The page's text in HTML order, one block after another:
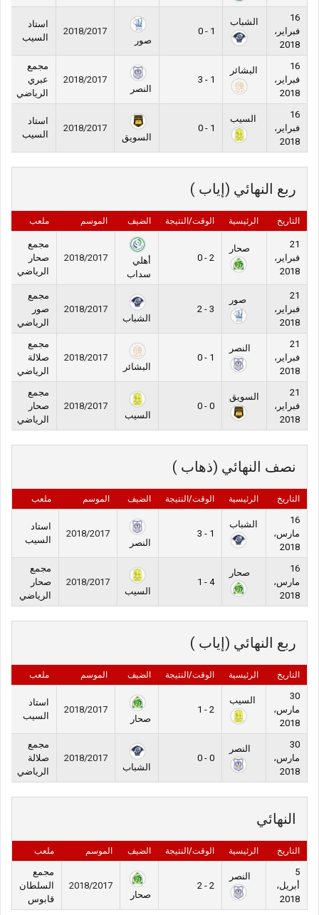
16
فبراير،
2018
الشباب
1 - 0
صور
2018/2017
استاد
السيب
16
فبراير،
2018
البشائر
1 - 3
النصر
2018/2017
مجمع
عبري
الرياضي
16
فبراير،
2018
السيب
1 - 0
السويق
2018/2017
استاد
السيب
ربع النهائي (إياب )
التاريخ الرئيسية الوقت/النتيجة الضيف الموسم ملعب
21
فبراير،
2018
صحار
2 - 0
أهلي
سداب
2018/2017
مجمع
صحار
الرياضي
21
فبراير،
2018
صور
3 - 2
الشباب
2018/2017
مجمع
صور
الرياضي
21
فبراير،
2018
النصر
1 - 0
البشائر
2018/2017
مجمع
صلالة
الرياضي
21
فبراير،
2018
السويق
0 - 0
السيب
2018/2017
مجمع
صحار
الرياضي
نصف النهائي (ذهاب )
التاريخ الرئيسية الوقت/النتيجة الضيف الموسم ملعب
16
مارس،
2018
الشباب
1 - 3
النصر
2018/2017
استاد
السيب
16
مارس،
2018
صحار
4 - 1
السيب
2018/2017
مجمع
صحار
الرياضي
ربع النهائي (إياب )
التاريخ الرئيسية الوقت/النتيجة الضيف الموسم ملعب
30
مارس،
2018
السيب
2 - 1
صحار
2018/2017
استاد
السيب
30
مارس،
2018
النصر
0 - 0
الشباب
2018/2017
مجمع
صلالة
الرياضي
النهائي
التاريخ الرئيسية الوقت/النتيجة الضيف الموسم ملعب
5
أبريل،
2018
النصر
2 - 2
صحار
2018/2017
مجمع
السلطان
قابوس